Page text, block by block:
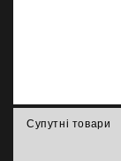
Супутні товари